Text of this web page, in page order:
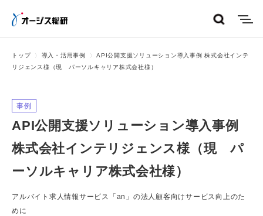
トップ 導入・活用事例
API公開支援ソリューション導入事例 株式会社インテ
リジェンス様（現 パーソルキャリア株式会社様）
事例
API公開支援ソリューション導入事例
株式会社インテリジェンス様（現 パ
ーソルキャリア株式会社様）
アルバイト求人情報サービス「an」の法人顧客向けサービス向上のた
めに